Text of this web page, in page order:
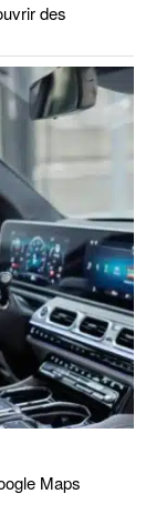
des
Maps